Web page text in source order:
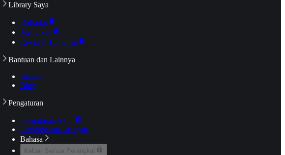
Library Saya
Daftarku
Mengikuti
Riwayat Tontonan
Bantuan dan Lainnya
Bantuan
Blog
Pengaturan
Pengaturan Akun
Pemeriksaan Jaringan
Bahasa
Keluar Semua Perangkat